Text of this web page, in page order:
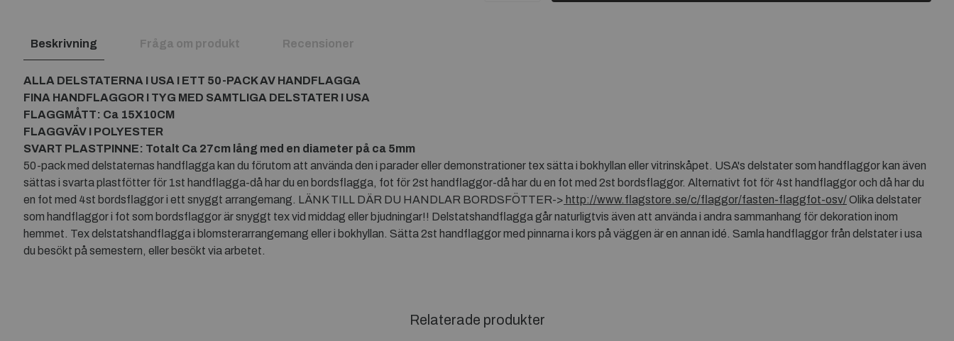
Beskrivning Fråga om produkt Recensioner
ALLA DELSTATERNA I USA I ETT 50-PACK AV HANDFLAGGA
FINA HANDFLAGGOR I TYG MED SAMTLIGA DELSTATER I USA
FLAGGMÅTT: Ca 15X10CM
FLAGGVÄV I POLYESTER
SVART PLASTPINNE: Totalt Ca 27cm lång med en diameter på ca 5mm
50-pack med delstaternas handflagga kan du förutom att använda den i parader eller demonstrationer tex sätta i bokhyllan eller vitrinskåpet. USA's delstater som handflaggor kan även
sättas i svarta plastfötter för 1st handflagga-då har du en bordsflagga, fot för 2st handflaggor-då har du en fot med 2st bordsflaggor. Alternativt fot för 4st handflaggor och då har du
en fot med 4st bordsflaggor i ett snyggt arrangemang. LÄNK TILL DÄR DU HANDLAR BORDSFÖTTER-> http://www.flagstore.se/c/flaggor/fasten-flaggfot-osv/Olika delstater
som handflaggor i fot som bordsflaggor är snyggt tex vid middag eller bjudningar!! Delstatshandflagga går naturligtvis även att använda i andra sammanhang för dekoration inom
hemmet. Tex delstatshandflagga i blomsterarrangemang eller i bokhyllan. Sätta 2st handflaggor med pinnarna i kors på väggen är en annan idé. Samla handflaggor från delstater i usa
du besökt på semestern, eller besökt via arbetet.
Relaterade produkter